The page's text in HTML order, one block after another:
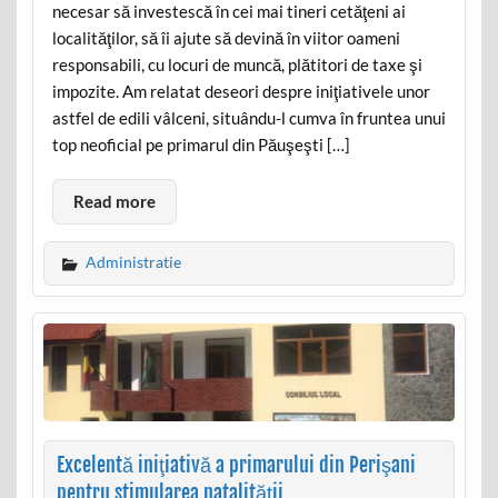
necesar să investescă în cei mai tineri cetăţeni ai
localităţilor, să îi ajute să devină în viitor oameni
responsabili, cu locuri de muncă, plătitori de taxe şi
impozite. Am relatat deseori despre iniţiativele unor
astfel de edili vâlceni, situându-l cumva în fruntea unui
top neoficial pe primarul din Păuşeşti […]
Read more
Administratie
Excelentă iniţiativă a primarului din Perişani